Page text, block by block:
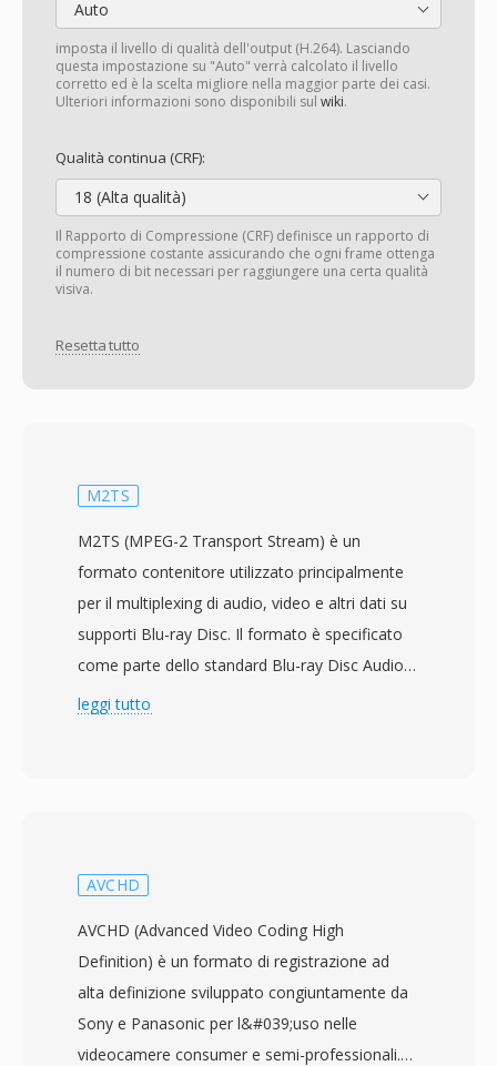
Auto
imposta il livello di qualità dell'output (H.264). Lasciando
questa impostazione su "Auto" verrà calcolato il livello
corretto ed è la scelta migliore nella maggior parte dei casi.
Ulteriori informazioni sono disponibili sul wiki.
Qualità continua (CRF):
18 (Alta qualità)
Il Rapporto di Compressione (CRF) definisce un rapporto di
compressione costante assicurando che ogni frame ottenga
il numero di bit necessari per raggiungere una certa qualità
visiva.
Resetta tutto
M2TS
M2TS (MPEG-2 Transport Stream) è un
formato contenitore utilizzato principalmente
per il multiplexing di audio, video e altri dati su
supporti Blu-ray Disc. Il formato è specificato
come parte dello standard Blu-ray Disc Audio-
Video (BDAV) sviluppato dalla Blu-ray Disc
di 188 byte, risultando in pacchetti da 192 byte
precisa e un migliore recupero dagli errori
durante la riproduzione da disco ottico. Questa
struttura di pacchetto estesa aiuta a
mantenere la sincronizzazione quando si
leggi tutto
AVCHD
AVCHD (Advanced Video Coding High
Definition) è un formato di registrazione ad
alta definizione sviluppato congiuntamente da
Sony e Panasonic per l&#039;uso nelle
videocamere consumer e semi-professionali.